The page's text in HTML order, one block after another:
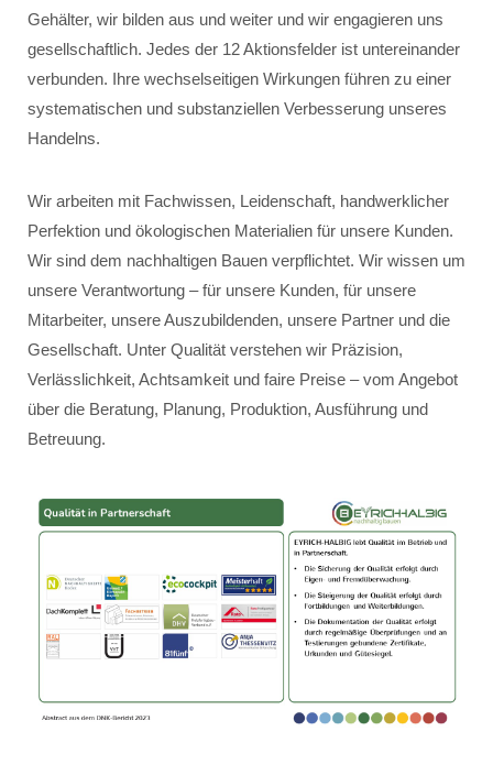
Gehälter, wir bilden aus und weiter und wir engagieren uns
gesellschaftlich. Jedes der 12 Aktionsfelder ist untereinander
verbunden. Ihre wechselseitigen Wirkungen führen zu einer
systematischen und substanziellen Verbesserung unseres
Handelns.
Wir arbeiten mit Fachwissen, Leidenschaft, handwerklicher
Perfektion und ökologischen Materialien für unsere Kunden.
Wir sind dem nachhaltigen Bauen verpflichtet. Wir wissen um
unsere Verantwortung – für unsere Kunden, für unsere
Mitarbeiter, unsere Auszubildenden, unsere Partner und die
Gesellschaft. Unter Qualität verstehen wir Präzision,
Verlässlichkeit, Achtsamkeit und faire Preise – vom Angebot
über die Beratung, Planung, Produktion, Ausführung und
Betreuung.